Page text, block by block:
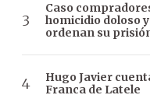
Caso
homicidio doloso
ordenan su
Hugo Javier
Franca de Latele